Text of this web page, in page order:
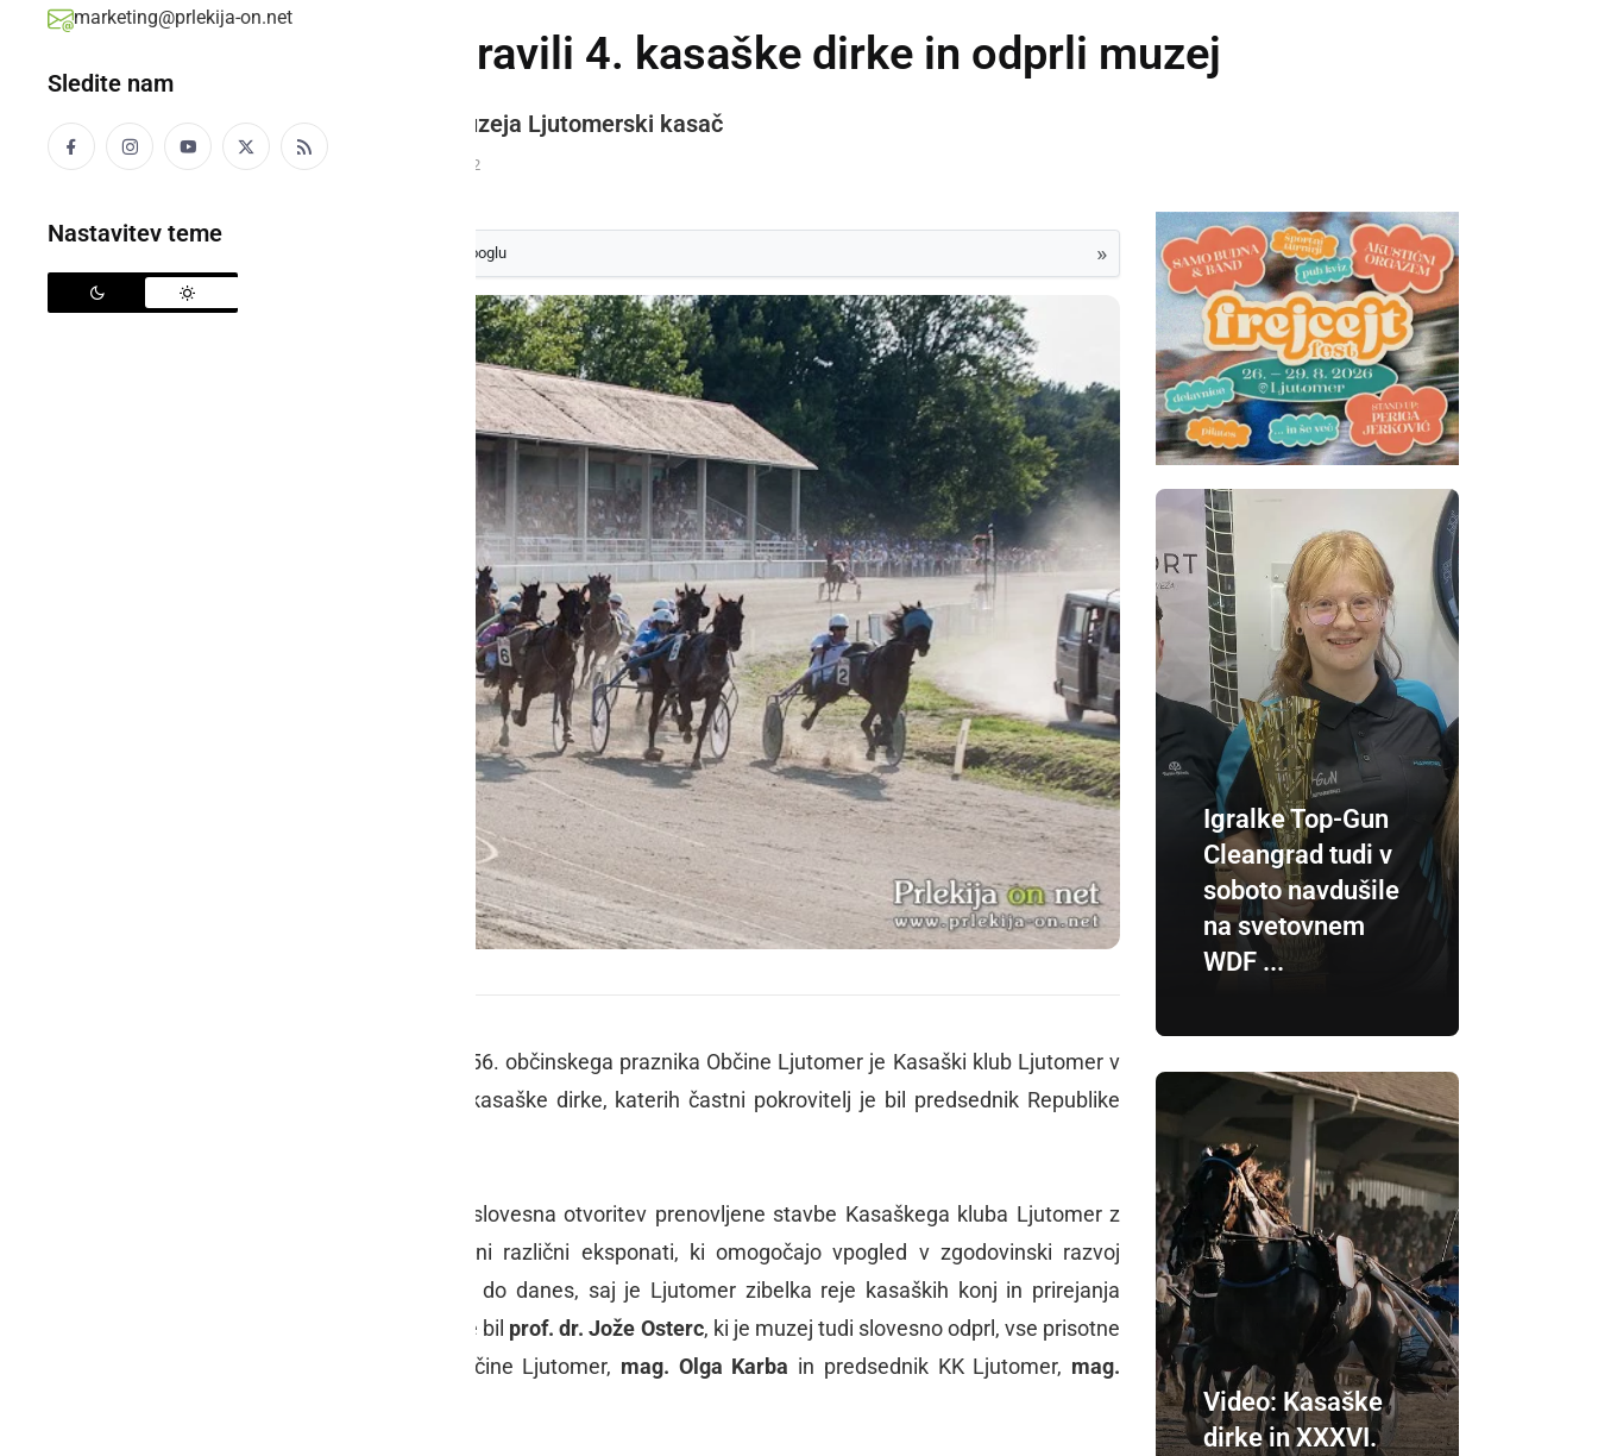
marketing@prlekija-on.net
Sledite nam
Nastavitev teme
V Ljutomeru pripravili 4. kasaške dirke in odprli muzej
4. kasaške dirke in otvoritev muzeja Ljutomerski kasač
Damir Skuhala, ponedeljek, 6. avgust 2012 ob 12:22
kot svoj prednostni vir na Googlu »
V okviru prireditev ob praznovanju 56. občinskega praznika Občine Ljutomer je Kasaški klub Ljutomer v
nedeljo, 5. avgusta, organiziral 4. kasaške dirke, katerih častni pokrovitelj je bil predsednik Republike
V sklopu kasaških dirk je bila tudi slovesna otvoritev prenovljene stavbe Kasaškega kluba Ljutomer z
muzejem. V muzeju so razstavljeni različni eksponati, ki omogočajo vpogled v zgodovinski razvoj
kasaštva od njegovih začetkov pa do danes, saj je Ljutomer zibelka reje kasaških konj in prirejanja
kasaških dirk. Slavnostni govornik je bil prof. dr. Jože Osterc, ki je muzej tudi slovesno odprl, vse prisotne
pa sta nagovorila tudi županja Občine Ljutomer, mag. Olga Karba in predsednik KK Ljutomer, mag.
Igralke Top-Gun
Cleangrad tudi v
soboto navdušile
na svetovnem
WDF ...
Video: Kasaške
dirke in XXXVI.